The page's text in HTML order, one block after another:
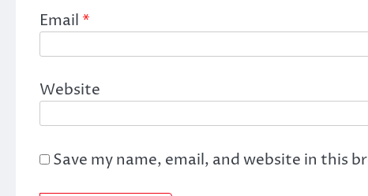
Email *
Website
Save my name, email, and website in this